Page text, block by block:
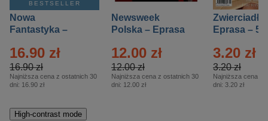
BESTSELLER
Nowa
Fantastyka –
16.90 zł
16.90 zł
Najniższa cena z ostatnich 30
dni: 16.90 zł
Newsweek
Polska – Eprasa
12.00 zł
12.00 zł
Najniższa cena z ostatnich 30
dni: 12.00 zł
Zwierciadło
Eprasa – 5/
3.20 zł
3.20 zł
Najniższa cena z
dni: 3.20 zł
High-contrast mode